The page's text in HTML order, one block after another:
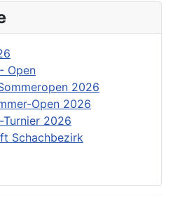
Open
2026
Open 2026
2026
Schachbezirk